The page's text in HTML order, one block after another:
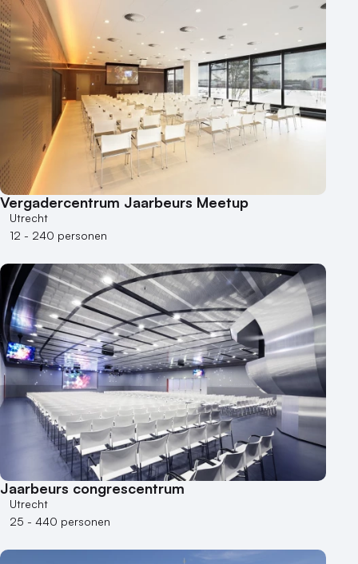
Duurzame locatie
Groene locatie
Heisessie
Hotel
Hybride events
Industriële locatie
Kasteel en landgoed
Kleine / intieme locatie
Locaties aan zee
Museum
Theater
Varende locatie
Vergadercentrum Jaarbeurs Meetup
Utrecht
12 - 240 personen
Jaarbeurs congrescentrum
Utrecht
25 - 440 personen